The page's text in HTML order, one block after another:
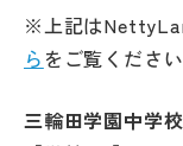
※上記は
ら をご覧ください
三輪田学園中学